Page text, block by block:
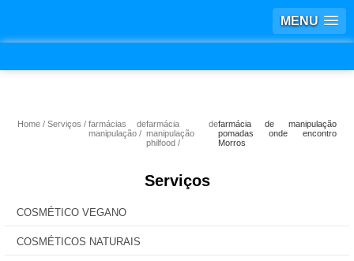
MENU
Home Serviços
farmácias de
manipulação
farmácia de
manipulação
philfood
farmácia de manipulação
pomadas onde encontro
Morros
Serviços
COSMÉTICO VEGANO
COSMÉTICOS NATURAIS